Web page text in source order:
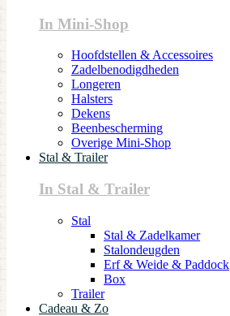
In Mini-Shop
Hoofdstellen & Accessoires
Zadelbenodigdheden
Longeren
Halsters
Dekens
Beenbescherming
Overige Mini-Shop
Stal & Trailer
In Stal & Trailer
Stal
Stal & Zadelkamer
Stalondeugden
Erf & Weide & Paddock
Box
Trailer
Cadeau & Zo